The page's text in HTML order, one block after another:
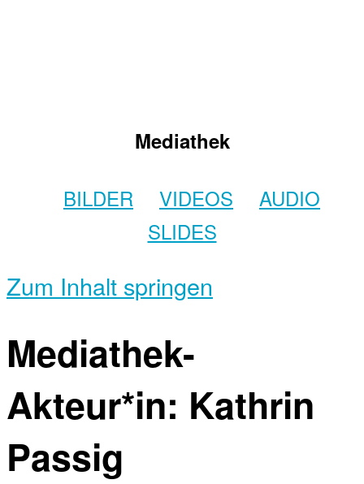
Mediathek
BILDER VIDEOS
AUDIO
SLIDES
Zum Inhalt springen
Mediathek-
Akteur*in: Kathrin
Passig